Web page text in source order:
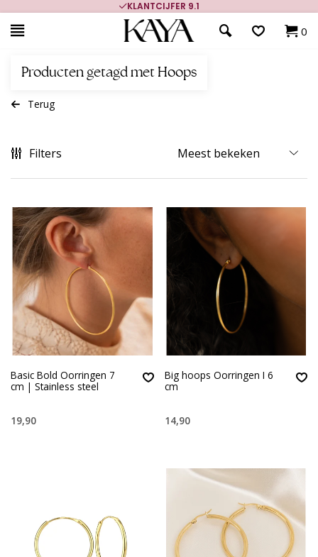
KLANTCIJFER 9.1
0
Producten getagd met Hoops
Terug
Filters
Basic Bold Oorringen 7
cm | Stainless steel
19,90
Big hoops Oorringen I 6
cm
14,90